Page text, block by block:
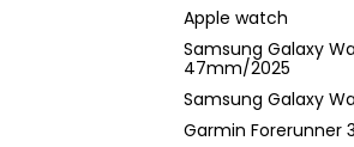
Apple watch
Samsung Galaxy
47mm/2025
Samsung Galaxy
Garmin Forerunner